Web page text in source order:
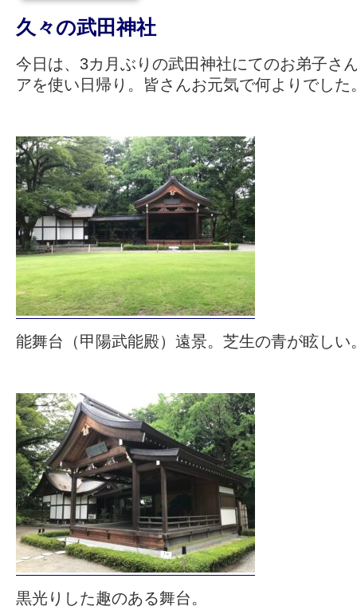
久々の武田神社
今日は、3カ月ぶりの武田神社にてのお弟子さ
アを使い日帰り。皆さんお元気で何よりでした
能舞台（甲陽武能殿）遠景。芝生の青が眩しい
黒光りした趣のある舞台。